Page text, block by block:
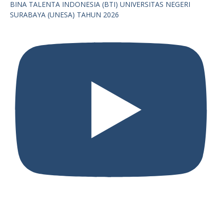
BINA TALENTA INDONESIA (BTI) UNIVERSITAS NEGERI
SURABAYA (UNESA) TAHUN 2026